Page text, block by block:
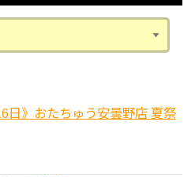
日》おたちゅう安曇野店 夏祭